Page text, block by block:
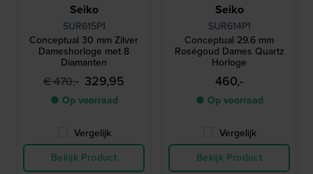
Seiko
SUR615P1
Conceptual 30 mm Zilver
Dameshorloge met 8
Diamanten
€ 470,- 329,95
● Op voorraad
Vergelijk
Bekijk Product
Seiko
SUR614P1
Conceptual 29.6 mm
Roségoud Dames Quartz
Horloge
460,-
● Op voorraad
Vergelijk
Bekijk Product